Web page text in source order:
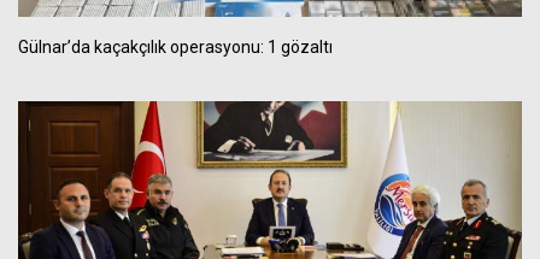
Gülnar’da kaçakçılık operasyonu: 1 gözaltı